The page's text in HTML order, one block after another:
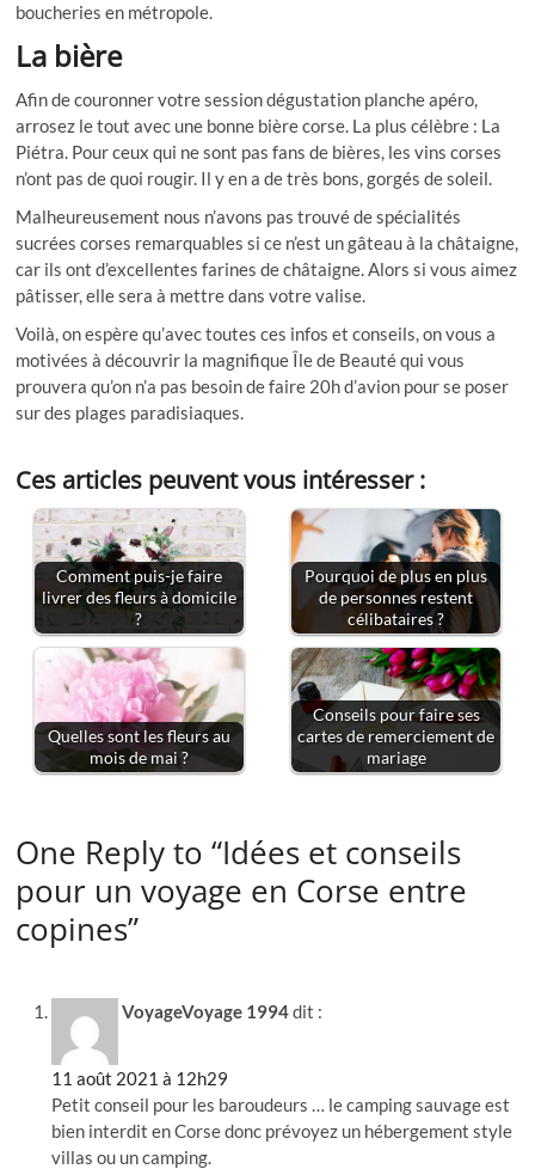
boucheries en métropole.
La bière
Afin de couronner votre session dégustation planche apéro,
arrosez le tout avec une bonne bière corse. La plus célèbre : La
Piétra. Pour ceux qui ne sont pas fans de bières, les vins corses
n’ont pas de quoi rougir. Il y en a de très bons, gorgés de soleil.
Malheureusement nous n’avons pas trouvé de spécialités
sucrées corses remarquables si ce n’est un gâteau à la châtaigne,
car ils ont d’excellentes farines de châtaigne. Alors si vous aimez
pâtisser, elle sera à mettre dans votre valise.
Voilà, on espère qu’avec toutes ces infos et conseils, on vous a
motivées à découvrir la magnifique Île de Beauté qui vous
prouvera qu’on n’a pas besoin de faire 20h d’avion pour se poser
sur des plages paradisiaques.
Ces articles peuvent vous intéresser :
Comment puis-je faire
livrer des fleurs à domicile
?
Pourquoi de plus en plus
de personnes restent
célibataires ?
Quelles sont les fleurs au
mois de mai ?
Conseils pour faire ses
cartes de remerciement de
mariage
One Reply to “Idées et conseils
pour un voyage en Corse entre
copines”
VoyageVoyage 1994dit :
11 août 2021 à 12h29
Petit conseil pour les baroudeurs … le camping sauvage est
bien interdit en Corse donc prévoyez un hébergement style
villas ou un camping.